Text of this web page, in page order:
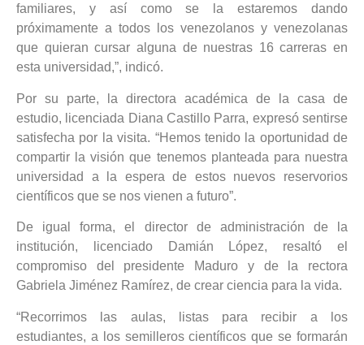
familiares, y así como se la estaremos dando
próximamente a todos los venezolanos y venezolanas
que quieran cursar alguna de nuestras 16 carreras en
esta universidad,”, indicó.
Por su parte, la directora académica de la casa de
estudio, licenciada Diana Castillo Parra, expresó sentirse
satisfecha por la visita. “Hemos tenido la oportunidad de
compartir la visión que tenemos planteada para nuestra
universidad a la espera de estos nuevos reservorios
científicos que se nos vienen a futuro”.
De igual forma, el director de administración de la
institución, licenciado Damián López, resaltó el
compromiso del presidente Maduro y de la rectora
Gabriela Jiménez Ramírez, de crear ciencia para la vida.
“Recorrimos las aulas, listas para recibir a los
estudiantes, a los semilleros científicos que se formarán